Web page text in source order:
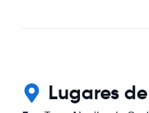
Lugares